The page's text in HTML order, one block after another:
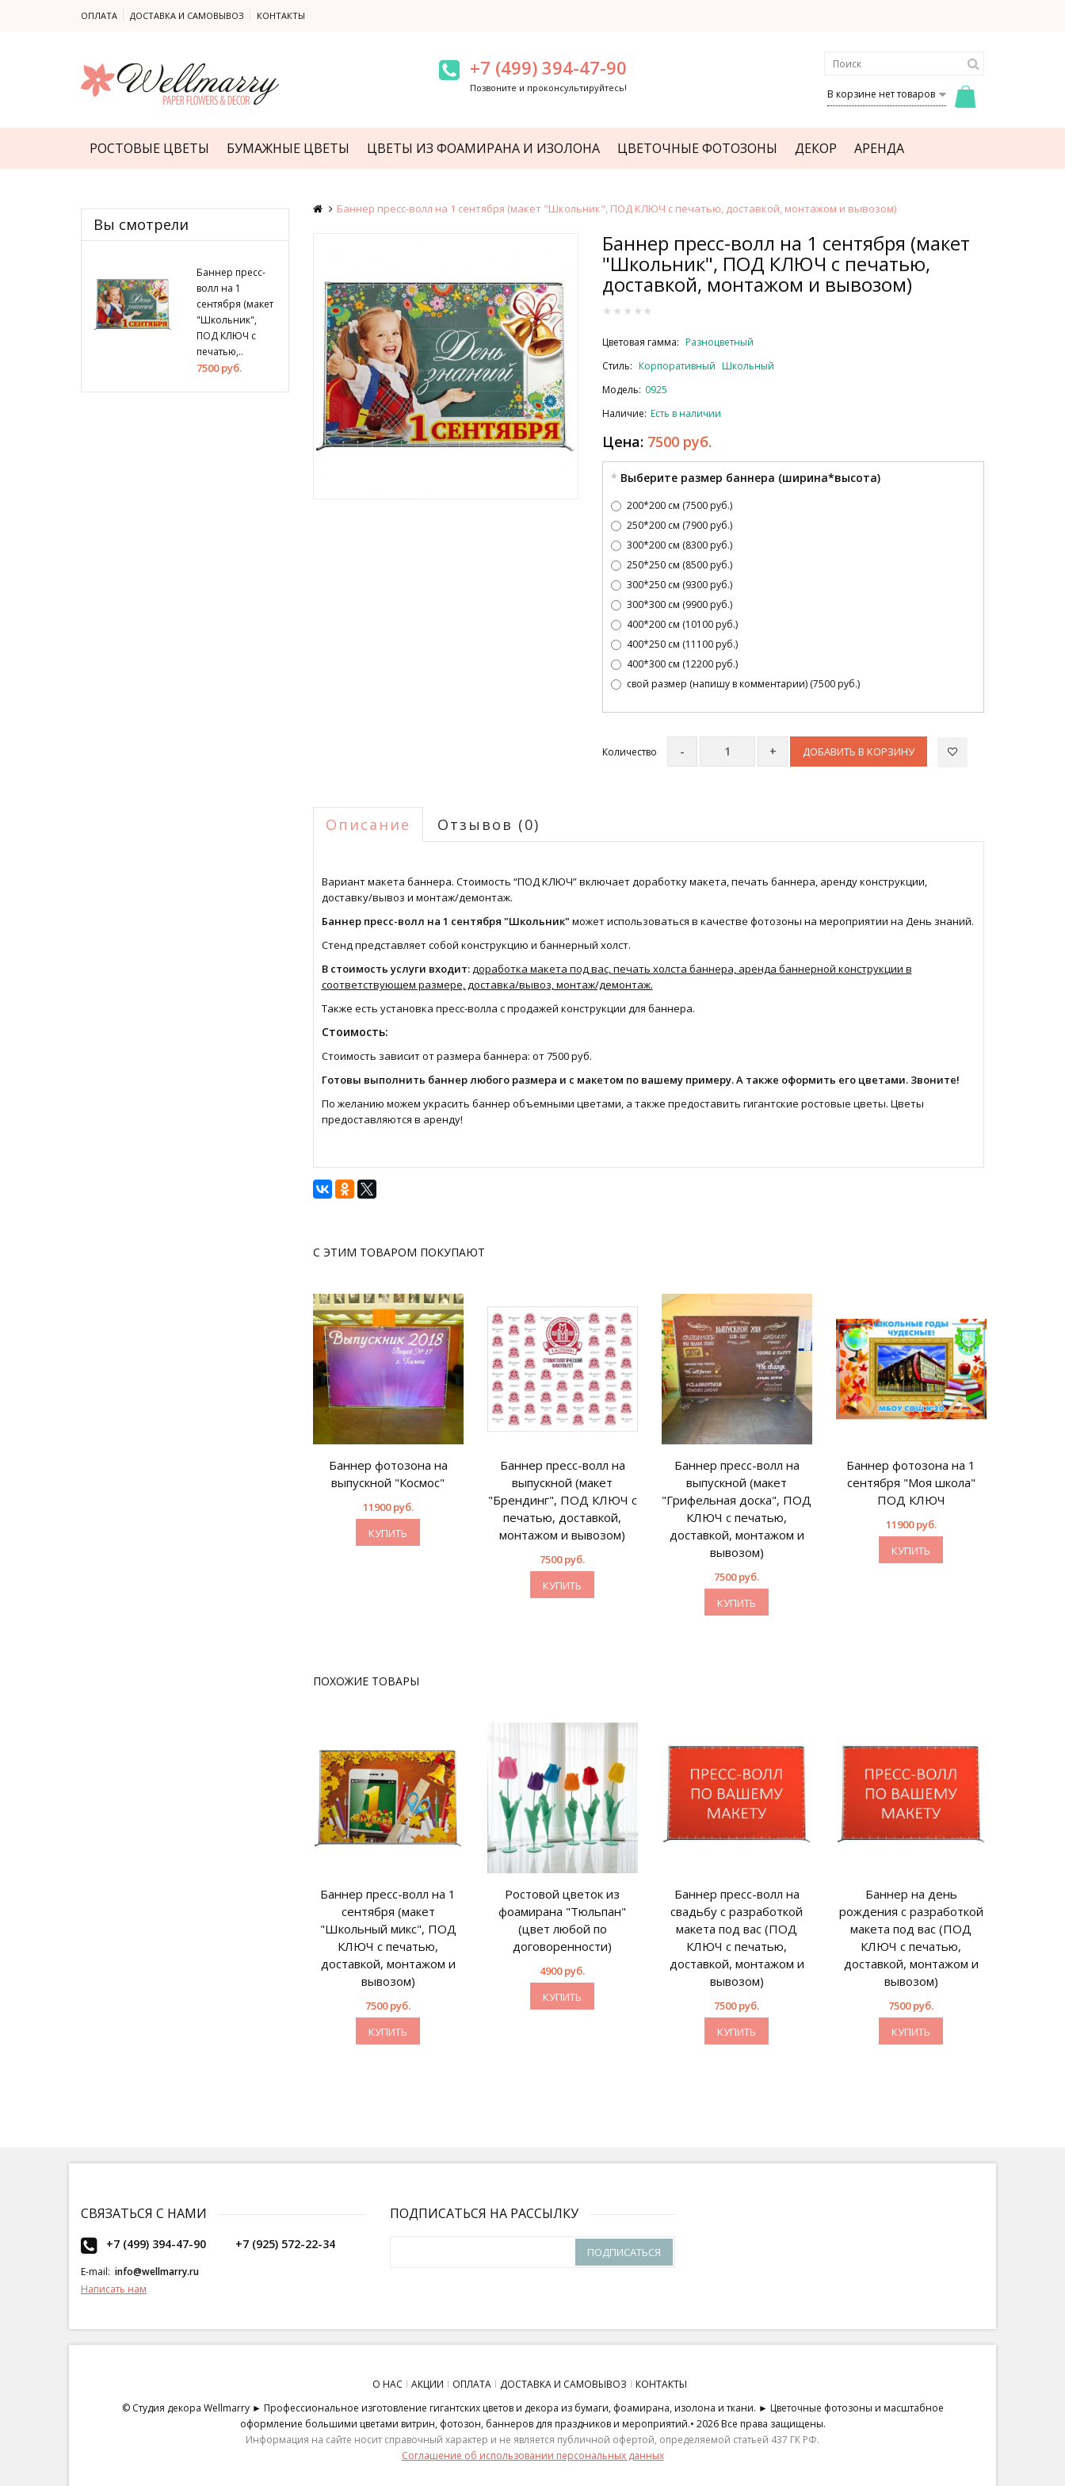
ОПЛАТА ДОСТАВКА И САМОВЫВОЗ КОНТАКТЫ
+7 (499) 394-47-90
Позвоните и проконсультируйтесь! В корзине нет товаров
РОСТОВЫЕ ЦВЕТЫ БУМАЖНЫЕ ЦВЕТЫ ЦВЕТЫ ИЗ ФОАМИРАНА И ИЗОЛОНА ЦВЕТОЧНЫЕ ФОТОЗОНЫ ДЕКОР АРЕНДА
Вы смотрели
Баннер пресс-
волл на 1
сентября (макет
"Школьник",
ПОД КЛЮЧ с
печатью,..
7500 руб.
Баннер пресс-волл на 1 сентября (макет "Школьник", ПОД КЛЮЧ с печатью, доставкой, монтажом и вывозом)
Баннер пресс-волл на 1 сентября (макет
"Школьник", ПОД КЛЮЧ с печатью,
доставкой, монтажом и вывозом)
Цветовая гамма: Разноцветный
Стиль: Корпоративный Школьный
Модель: 0925
Наличие: Есть в наличии
Цена: 7500 руб.
Выберите размер баннера (ширина*высота)
200*200 см (7500 руб.)
250*200 см (7900 руб.)
300*200 см (8300 руб.)
250*250 см (8500 руб.)
300*250 см (9300 руб.)
300*300 см (9900 руб.)
400*200 см (10100 руб.)
400*250 см (11100 руб.)
400*300 см (12200 руб.)
свой размер (напишу в комментарии) (7500 руб.)
Количество ДОБАВИТЬ В КОРЗИНУ
Описание Отзывов (0)
Вариант макета баннера. Стоимость “ПОД КЛЮЧ” включает доработку макета, печать баннера, аренду конструкции,
доставку/вывоз и монтаж/демонтаж.
Баннер пресс-волл на 1 сентября "Школьник" может использоваться в качестве фотозоны на мероприятии на День знаний.
Стенд представляет собой конструкцию и баннерный холст.
В стоимость услуги входит:доработка макета под вас, печать холста баннера, аренда баннерной конструкции в
соответствующем размере, доставка/вывоз, монтаж/демонтаж.
Также есть установка пресс-волла с продажей конструкции для баннера.
Стоимость:
Стоимость зависит от размера баннера: от 7500 руб.
Готовы выполнить баннер любого размера и с макетом по вашему примеру. А также оформить его цветами. Звоните!
По желанию можем украсить баннер объемными цветами, а также предоставить гигантские ростовые цветы. Цветы
предоставляются в аренду!
С ЭТИМ ТОВАРОМ ПОКУПАЮТ
Баннер фотозона на
выпускной "Космос"
11900 руб.
КУПИТЬ
Баннер пресс-волл на
выпускной (макет
"Брендинг", ПОД КЛЮЧ с
печатью, доставкой,
монтажом и вывозом)
7500 руб.
КУПИТЬ
Баннер пресс-волл на
выпускной (макет
"Грифельная доска", ПОД
КЛЮЧ с печатью,
доставкой, монтажом и
вывозом)
7500 руб.
КУПИТЬ
Баннер фотозона на 1
сентября "Моя школа"
ПОД КЛЮЧ
11900 руб.
КУПИТЬ
ПОХОЖИЕ ТОВАРЫ
Баннер пресс-волл на 1
сентября (макет
"Школьный микс", ПОД
КЛЮЧ с печатью,
доставкой, монтажом и
вывозом)
7500 руб.
КУПИТЬ
Ростовой цветок из
фоамирана "Тюльпан"
(цвет любой по
договоренности)
4900 руб.
КУПИТЬ
Баннер пресс-волл на
свадьбу с разработкой
макета под вас (ПОД
КЛЮЧ с печатью,
доставкой, монтажом и
вывозом)
7500 руб.
КУПИТЬ
Баннер на день
рождения с разработкой
макета под вас (ПОД
КЛЮЧ с печатью,
доставкой, монтажом и
вывозом)
7500 руб.
КУПИТЬ
СВЯЗАТЬСЯ С НАМИ
+7 (499) 394-47-90 +7 (925) 572-22-34
E-mail: info@wellmarry.ru
Написать нам
ПОДПИСАТЬСЯ НА РАССЫЛКУ
ПОДПИСАТЬСЯ
О НАС АКЦИИ ОПЛАТА ДОСТАВКА И САМОВЫВОЗ
КОНТАКТЫ
© Студия декора Wellmarry ► Профессиональное изготовление гигантских цветов и декора из бумаги, фоамирана, изолона и ткани. ► Цветочные фотозоны и масштабное
оформление большими цветами витрин, фотозон, баннеров для праздников и мероприятий.• 2026 Все права защищены.
Информация на сайте носит справочный характер и не является публичной офертой, определяемой статьей 437 ГК РФ.
Соглашение об использовании персональных данных